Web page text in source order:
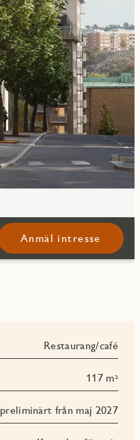
Anmäl intresse
Restaurang/café
117 m²
preliminärt från maj 2027